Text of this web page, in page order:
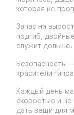
которая не
Запас на
подгиб,
служит дольше.
Безопасность
красители
Каждый день
скоростью и не
дать вещи для